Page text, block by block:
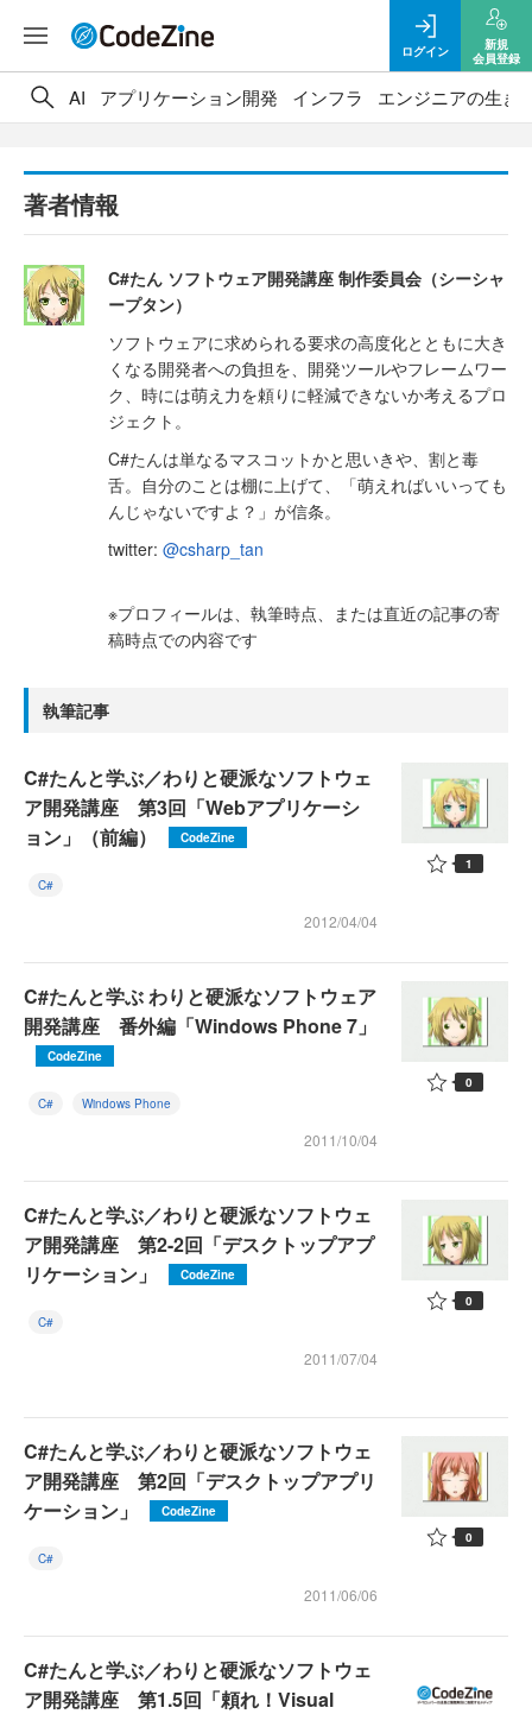
ログイン
新規
会員登録
AI アプリケーション開発 インフラ エンジニアの生き
著者情報
C#たん ソフトウェア開発講座 制作委員会（シーシャ
ープタン）
ソフトウェアに求められる要求の高度化とともに大き
くなる開発者への負担を、開発ツールやフレームワー
ク、時には萌え力を頼りに軽減できないか考えるプロ
ジェクト。
C#たんは単なるマスコットかと思いきや、割と毒
舌。自分のことは棚に上げて、「萌えればいいっても
んじゃないですよ？」が信条。
twitter:@csharp_tan
※プロフィールは、執筆時点、または直近の記事の寄
稿時点での内容です
執筆記事
C#たんと学ぶ／わりと硬派なソフトウェ
ア開発講座 第3回「Webアプリケーシ
ョン」（前編）
CodeZine
C#
2012/04/04
1
C#たんと学ぶ わりと硬派なソフトウェア
開発講座 番外編「Windows Phone 7」
CodeZine
C# Windows Phone
2011/10/04
0
C#たんと学ぶ／わりと硬派なソフトウェ
ア開発講座 第2-2回「デスクトップアプ
リケーション」
CodeZine
C#
2011/07/04
0
C#たんと学ぶ／わりと硬派なソフトウェ
ア開発講座 第2回「デスクトップアプリ
ケーション」
CodeZine
C#
2011/06/06
0
C#たんと学ぶ／わりと硬派なソフトウェ
ア開発講座 第1.5回「頼れ！Visual